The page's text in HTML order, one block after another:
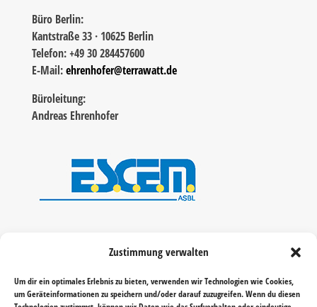
Zustimmung verwalten
Um dir ein optimales Erlebnis zu bieten, verwenden wir Technologien wie Cookies,
um Geräteinformationen zu speichern und/oder darauf zuzugreifen. Wenn du diesen
Büro Berlin:
Kantstraße 33 · 10625 Berlin
Telefon: +49 30 284457600
E-Mail:ehrenhofer@terrawatt.de
Büroleitung:
Andreas Ehrenhofer